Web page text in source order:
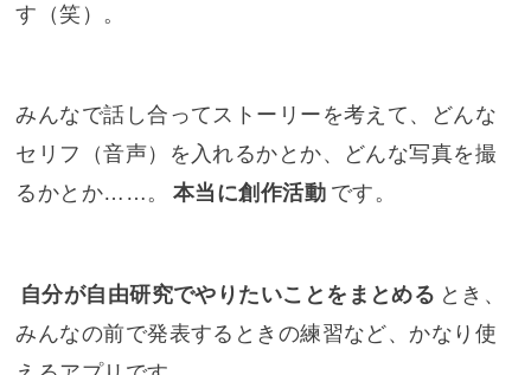
す（笑）。
みんなで話し合ってストーリーを考えて、どんな
セリフ（音声）を入れるかとか、どんな写真を撮
るかとか……。
本当に創作活動 です。
自分が自由研究でやりたいことをまとめる とき、
みんなの前で発表するときの練習など、かなり使